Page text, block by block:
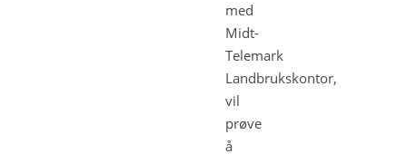
med
Midt-
Telemark
Landbrukskontor,
vil
prøve
å